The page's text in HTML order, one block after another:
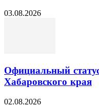
03.08.2026
Официальный
Хабаровского края
02.08.2026